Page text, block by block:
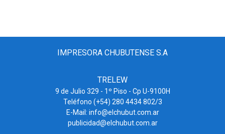
IMPRESORA CHUBUTENSE S.A
TRELEW
9 de Julio 329 - 1º Piso - Cp U-9100H
Teléfono (+54) 280 4434 802/3
E-Mail: info@elchubut.com.ar
publicidad@elchubut.com.ar